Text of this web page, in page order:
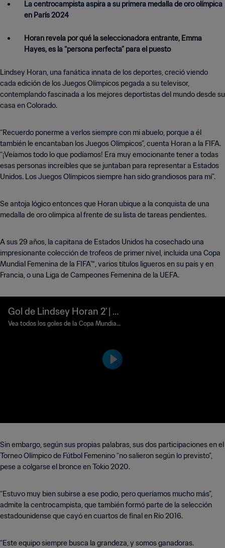
La centrocampista aspira a su primera medalla de oro olímpica
en París 2024
Horan revela por qué la seleccionadora entrante, Emma
Hayes, es la “persona perfecta” para el puesto
Lindsey Horan, una fanática innata de los deportes, creció viendo
cada edición de los Juegos Olímpicos pegada a su televisor,
contemplando fascinada a los mejores deportistas del mundo desde su
casa en Colorado.
“Recuerdo ponerme a verlos siempre con mi abuelo, porque a él
también le encantaban los Juegos Olímpicos”, cuenta Horan a la FIFA.
“¡Veíamos todo lo que podíamos! Era muy emocionante tener a todas
esas personas increíbles que se juntaban para representar a Estados
Unidos. Los Juegos Olímpicos siempre han sido grandiosos para mí”.
Se antoja lógico entonces que Horan ubique a la conquista de una
medalla de oro olímpica al frente de su lista de tareas pendientes.
A sus 29 años, la capitana de Estados Unidos ha cosechado una
impresionante colección de trofeos de primer nivel, incluida una Copa
Mundial Femenina de la FIFA™, varios títulos ligueros en su país y en
Francia, o una Liga de Campeones Femenina de la UEFA.
Gol de Lindsey Horan 2' | S
uecia vs EEUU | Copa Mun
Vea todos los goles de la Copa Mundial
Sin embargo, según sus propias palabras, sus dos participaciones en el
Torneo Olímpico de Fútbol Femenino “no salieron según lo previsto”,
pese a colgarse el bronce en Tokio 2020.
“Estuvo muy bien subirse a ese podio, pero queríamos mucho más”,
admite la centrocampista, que también formó parte de la selección
estadounidense que cayó en cuartos de final en Río 2016.
“Este equipo siempre busca la grandeza, y somos ganadoras.